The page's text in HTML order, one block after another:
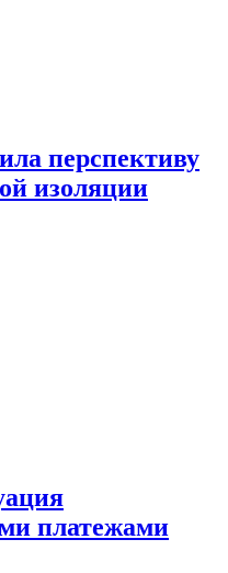
перспективу
изоляции
платежами